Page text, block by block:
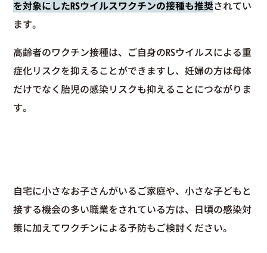
を対象にしたRSウイルスワクチンの接種も推奨されてい
ます。
高齢者のワクチン接種は、ご自身のRSウイルスによる重
症化リスクを抑えることができますし、妊婦の方は母体
だけでなく胎児の感染リスクも抑えることにつながりま
す。
自宅に小さなお子さんがいるご家庭や、小さな子どもと
接する機会の多い職業をされている方は、日頃の感染対
策に加えてワクチンによる予防もご検討ください。